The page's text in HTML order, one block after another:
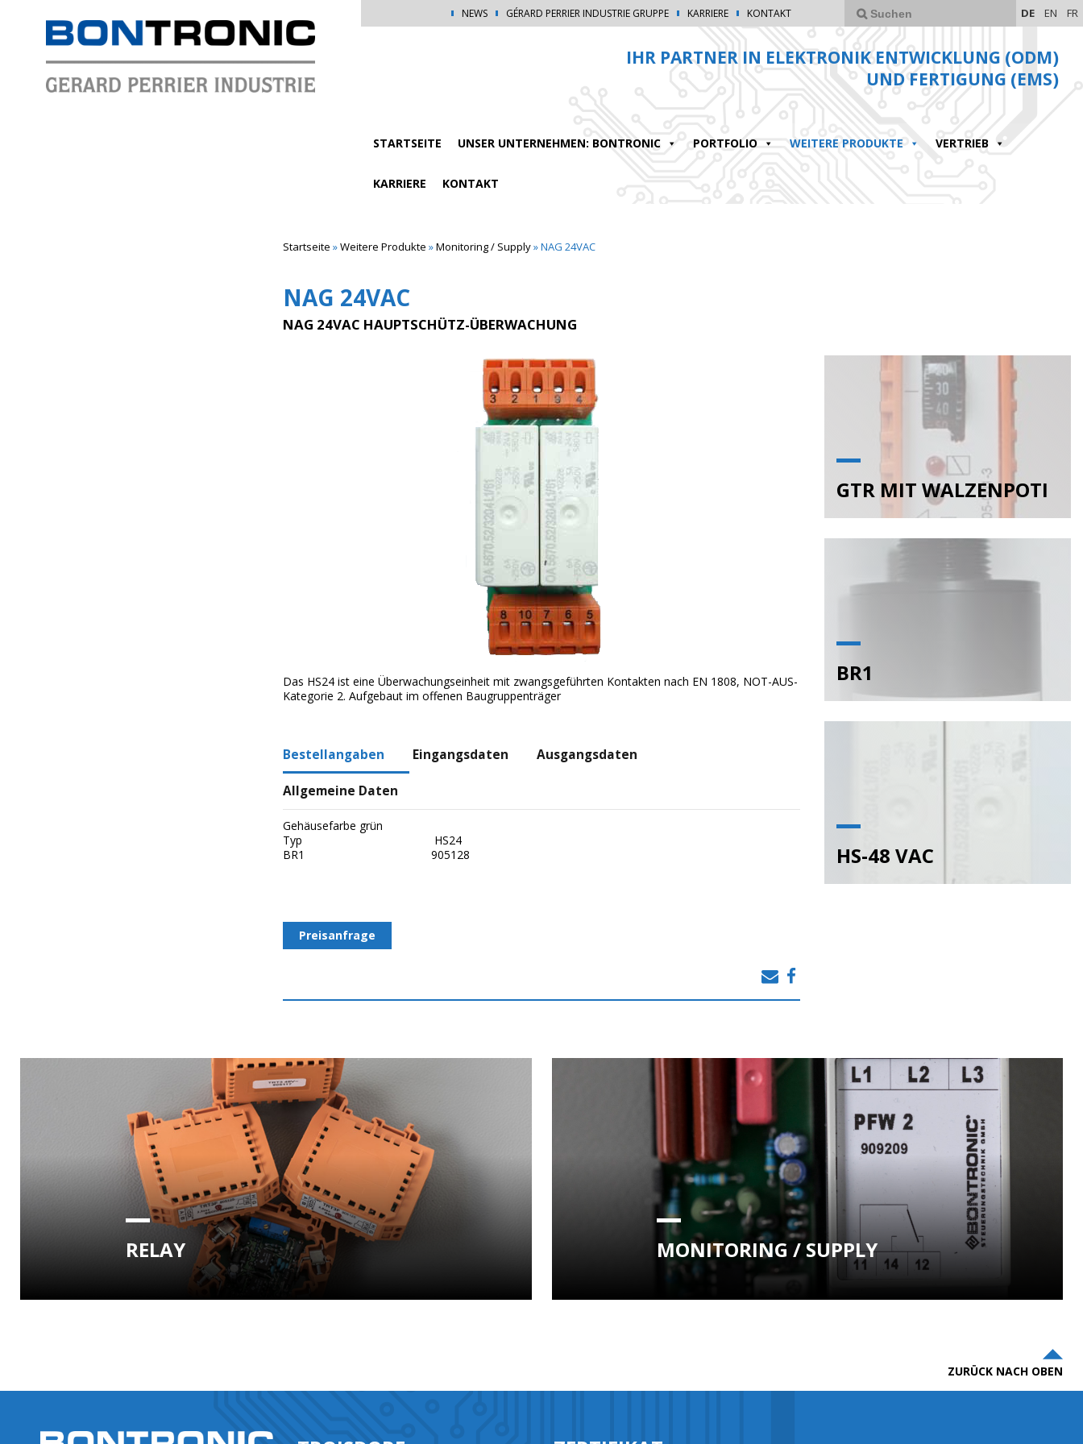
NEWS GÉRARD PERRIER INDUSTRIE GRUPPE KARRIERE KONTAKT DE EN FR
IHR PARTNER IN ELEKTRONIK ENTWICKLUNG (ODM)
UND FERTIGUNG (EMS)
STARTSEITE UNSER UNTERNEHMEN: BONTRONIC PORTFOLIO WEITERE PRODUKTE VERTRIEB
KARRIERE KONTAKT
Startseite »Weitere Produkte »Monitoring / Supply»NAG 24VAC
NAG 24VAC
NAG 24VAC HAUPTSCHÜTZ-ÜBERWACHUNG
Das HS24 ist eine Überwachungseinheit mit zwangsgeführten Kontakten nach EN 1808, NOT-AUS-
Kategorie 2. Aufgebaut im offenen Baugruppenträger
Bestellangaben Eingangsdaten Ausgangsdaten
Allgemeine Daten
Gehäusefarbe grün
Typ
HS24
BR1
905128
Preisanfrage
GTR MIT WALZENPOTI
BR1
HS-48 VAC
RELAY MONITORING / SUPPLY
ZURÜCK NACH OBEN